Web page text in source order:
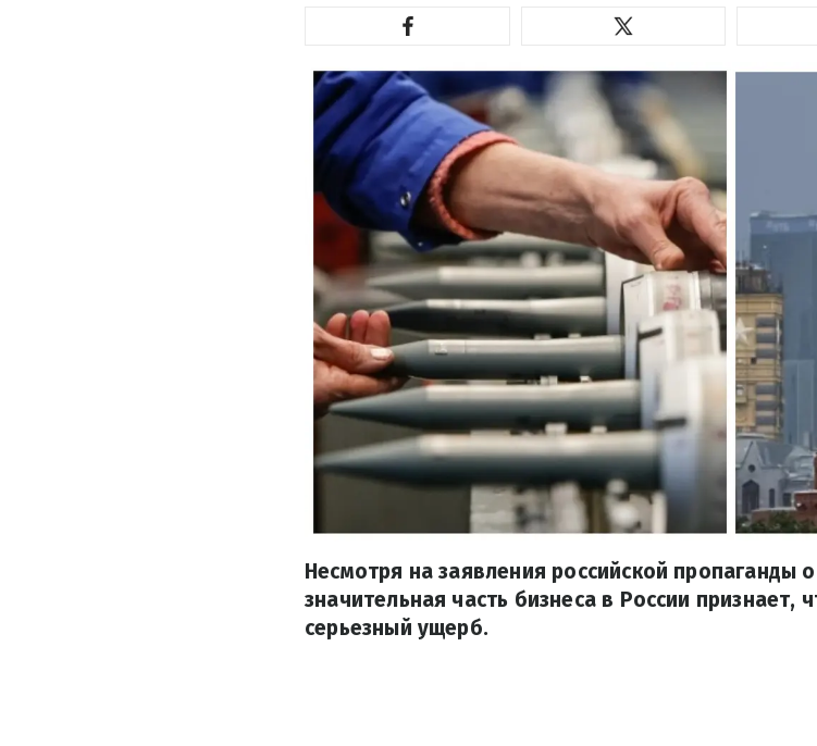
Несмотря на заявления российской пропаганды
значительная часть бизнеса в России признает,
серьезный ущерб.